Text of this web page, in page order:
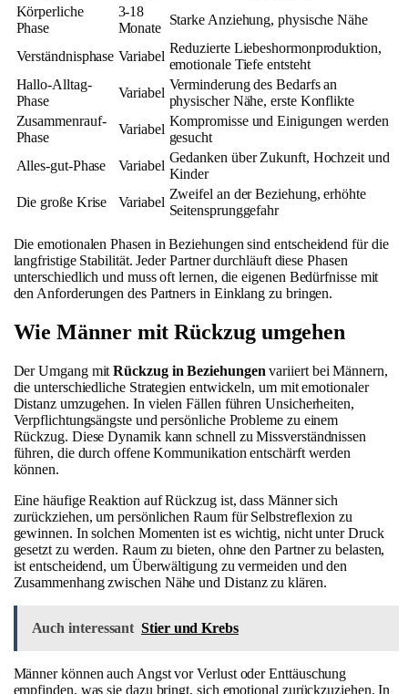
Körperliche
Phase
3-18
Monate
Starke Anziehung, physische Nähe
Verständnisphase Variabel
Reduzierte Liebeshormonproduktion,
emotionale Tiefe entsteht
Hallo-Alltag-
Phase
Variabel
Verminderung des Bedarfs an
physischer Nähe, erste Konflikte
Zusammenrauf-
Phase
Variabel
Kompromisse und Einigungen werden
gesucht
Alles-gut-Phase
Variabel
Gedanken über Zukunft, Hochzeit und
Kinder
Die große Krise
Variabel
Zweifel an der Beziehung, erhöhte
Seitensprunggefahr
Die emotionalen Phasen in Beziehungen sind entscheidend für die
langfristige Stabilität. Jeder Partner durchläuft diese Phasen
unterschiedlich und muss oft lernen, die eigenen Bedürfnisse mit
den Anforderungen des Partners in Einklang zu bringen.
Wie Männer mit Rückzug umgehen
Der Umgang mitRückzug in Beziehungen variiert bei Männern,
die unterschiedliche Strategien entwickeln, um mit emotionaler
Distanz umzugehen. In vielen Fällen führen Unsicherheiten,
Verpflichtungsängste und persönliche Probleme zu einem
Rückzug. Diese Dynamik kann schnell zu Missverständnissen
führen, die durch offene Kommunikation entschärft werden
können.
Eine häufige Reaktion auf Rückzug ist, dass Männer sich
zurückziehen, um persönlichen Raum für Selbstreflexion zu
gewinnen. In solchen Momenten ist es wichtig, nicht unter Druck
gesetzt zu werden. Raum zu bieten, ohne den Partner zu belasten,
ist entscheidend, um Überwältigung zu vermeiden und den
Zusammenhang zwischen Nähe und Distanz zu klären.
Auch interessant Stier und Krebs
Männer können auch Angst vor Verlust oder Enttäuschung
empfinden, was sie dazu bringt, sich emotional zurückzuziehen. In